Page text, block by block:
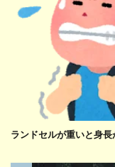
ランドセルが重いと身